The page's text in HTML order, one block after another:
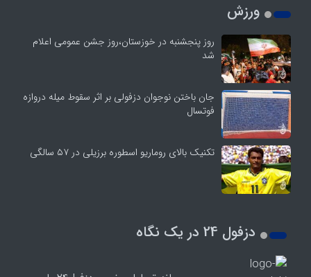
ورزش
روز پنجشنبه در خوزستان،روز جشن عمومی اعلام
شد
جان باختن نوجوان دزفولی بر اثر سقوط میله دروازه
فوتسال
تکنیک بالای روماریو اسطوره برزیلی در ۵۷ سالگی
دزفول 24 در یک نگاه